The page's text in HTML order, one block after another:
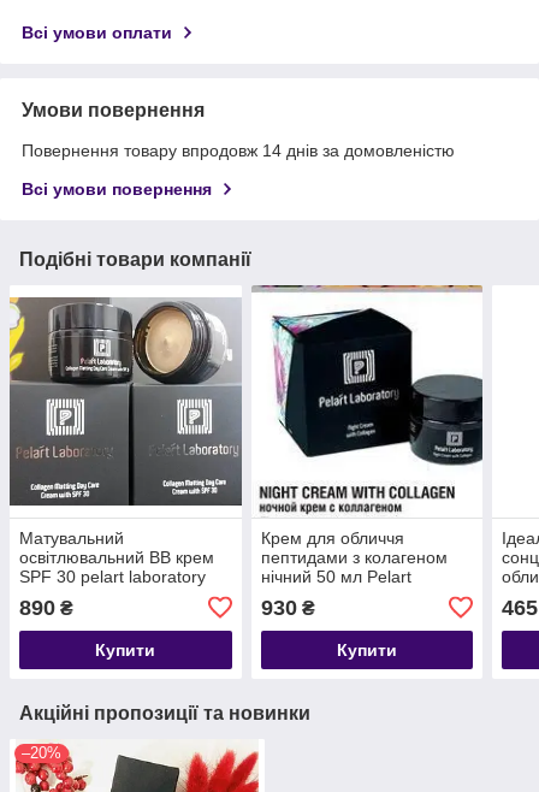
Всі умови оплати
Умови повернення
Повернення товару впродовж 14 днів за домовленістю
Всі умови повернення
Подібні товари компанії
Матувальний
освітлювальний ВВ крем
SPF 30 pelart laboratory
890 ₴
Купити
Крем для обличчя
пептидами з колагеном
нічний 50 мл Pelart
930₴
Купити
мл
465
Акційні пропозиції та новинки
–20%